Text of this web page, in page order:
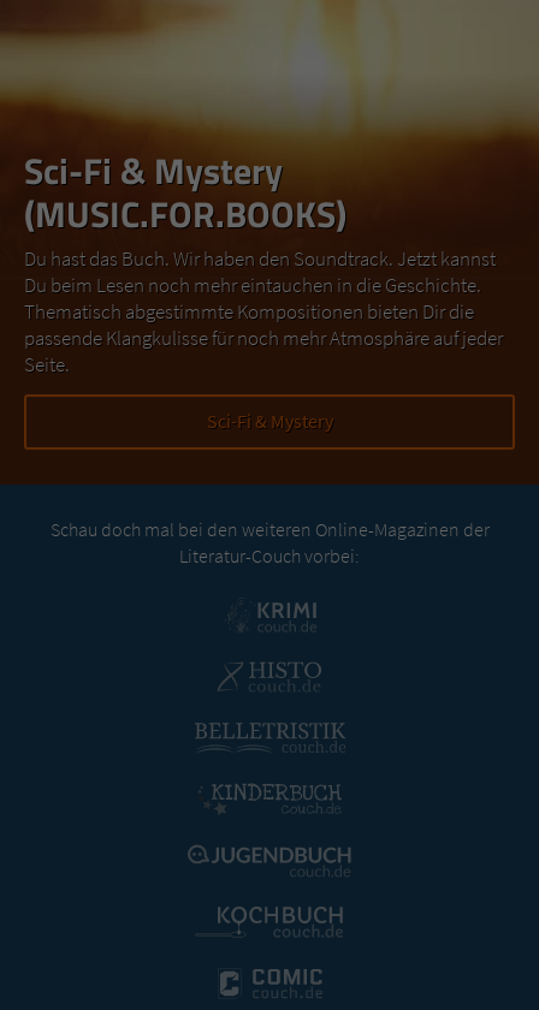
Sci-Fi & Mystery
(MUSIC.FOR.BOOKS)
Du hast das Buch. Wir haben den Soundtrack. Jetzt kannst
Du beim Lesen noch mehr eintauchen in die Geschichte.
Thematisch abgestimmte Kompositionen bieten Dir die
passende Klangkulisse für noch mehr Atmosphäre auf jeder
Seite.
Sci-Fi & Mystery
Schau doch mal bei den weiteren Online-Magazinen der
Literatur-Couch vorbei: